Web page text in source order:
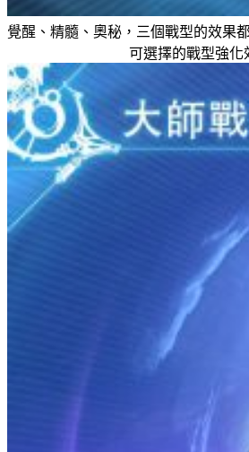
覺醒、精髓、奧秘，三個戰型的效果
可選擇的戰型強化